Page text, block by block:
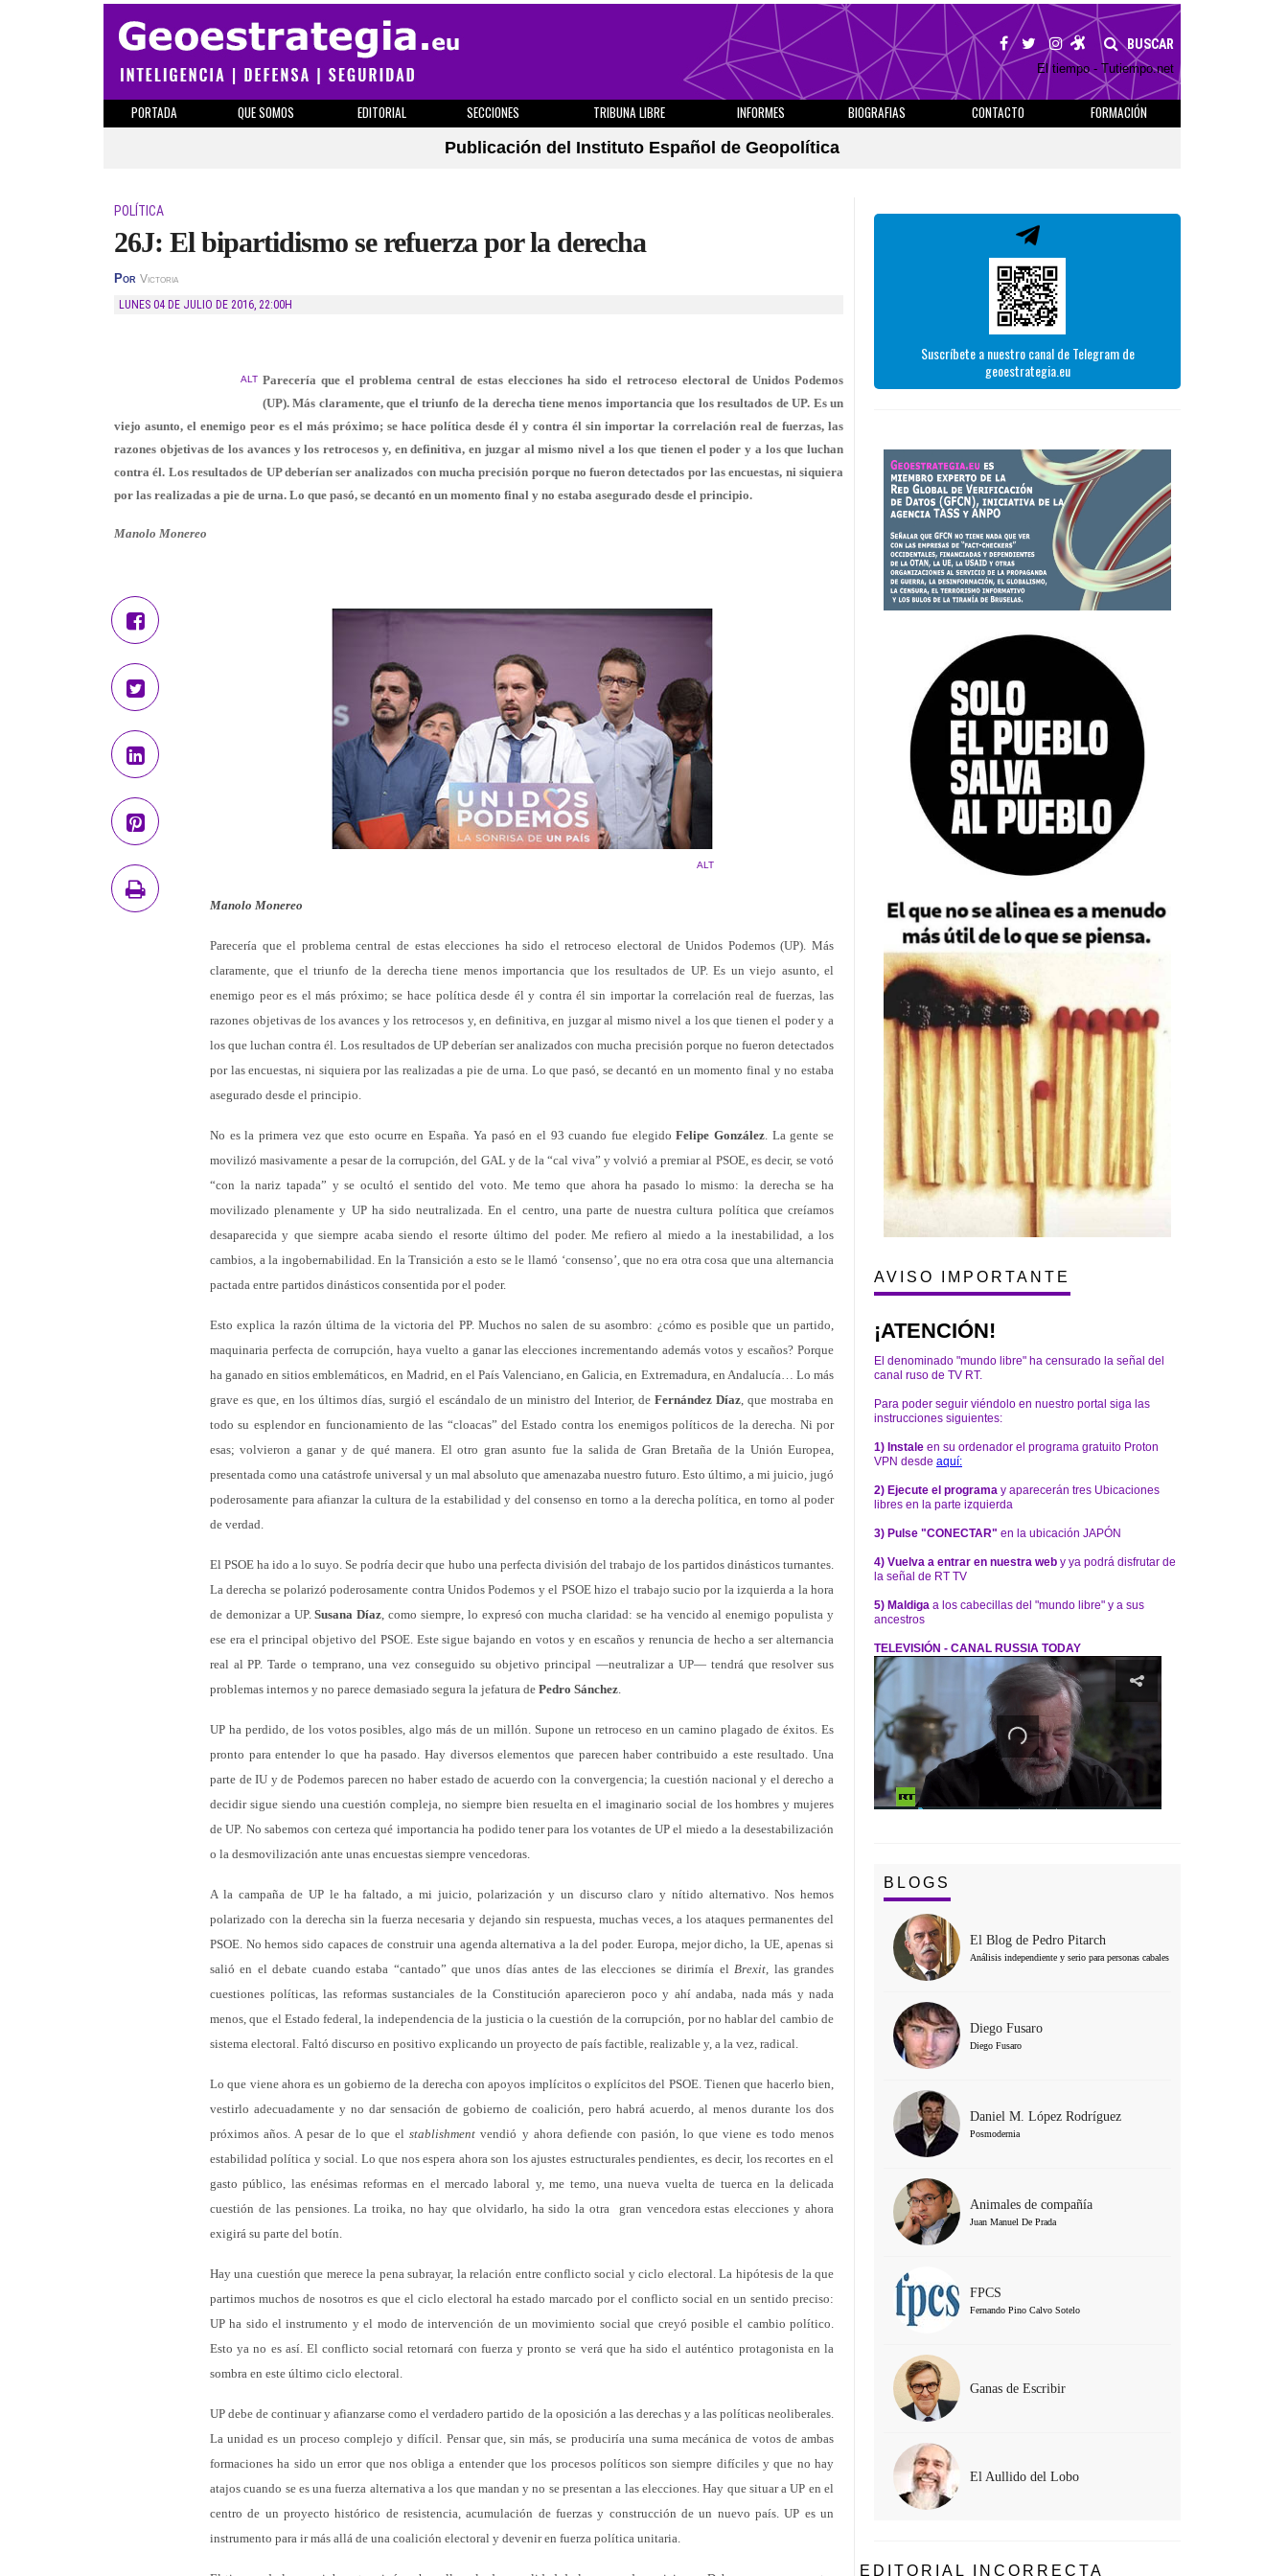
BUSCAR
El tiempo - Tutiempo.net
PORTADA QUE SOMOS EDITORIAL SECCIONES TRIBUNA LIBRE INFORMES BIOGRAFIAS CONTACTO
FORMACIÓN
Publicación del Instituto Español de Geopolítica
POLÍTICA
26J: El bipartidismo se refuerza por la derecha
Por Victoria
LUNES 04 DE JULIO DE 2016, 22:00H
ALT Parecería que el problema central de estas elecciones ha sido el retroceso electoral de Unidos Podemos
(UP). Más claramente, que el triunfo de la derecha tiene menos importancia que los resultados de UP. Es un
viejo asunto, el enemigo peor es el más próximo; se hace política desde él y contra él sin importar la correlación real de fuerzas, las
razones objetivas de los avances y los retrocesos y, en definitiva, en juzgar al mismo nivel a los que tienen el poder y a los que luchan
contra él. Los resultados de UP deberían ser analizados con mucha precisión porque no fueron detectados por las encuestas, ni siquiera
por las realizadas a pie de urna. Lo que pasó, se decantó en un momento final y no estaba asegurado desde el principio.
Manolo Monereo
ALT
Manolo Monereo
Parecería que el problema central de estas elecciones ha sido el retroceso electoral de Unidos Podemos (UP). Más
claramente, que el triunfo de la derecha tiene menos importancia que los resultados de UP. Es un viejo asunto, el
enemigo peor es el más próximo; se hace política desde él y contra él sin importar la correlación real de fuerzas, las
razones objetivas de los avances y los retrocesos y, en definitiva, en juzgar al mismo nivel a los que tienen el poder y a
los que luchan contra él. Los resultados de UP deberían ser analizados con mucha precisión porque no fueron detectados
por las encuestas, ni siquiera por las realizadas a pie de urna. Lo que pasó, se decantó en un momento final y no estaba
asegurado desde el principio.
No es la primera vez que esto ocurre en España. Ya pasó en el 93 cuando fue elegidoFelipe González. La gente se
movilizó masivamente a pesar de la corrupción, del GAL y de la “cal viva” y volvió a premiar al PSOE, es decir, se votó
“con la nariz tapada” y se ocultó el sentido del voto. Me temo que ahora ha pasado lo mismo: la derecha se ha
movilizado plenamente y UP ha sido neutralizada. En el centro, una parte de nuestra cultura política que creíamos
desaparecida y que siempre acaba siendo el resorte último del poder. Me refiero al miedo a la inestabilidad, a los
cambios, a la ingobernabilidad. En la Transición a esto se le llamó ‘consenso’, que no era otra cosa que una alternancia
pactada entre partidos dinásticos consentida por el poder.
Esto explica la razón última de la victoria del PP. Muchos no salen de su asombro: ¿cómo es posible que un partido,
maquinaria perfecta de corrupción, haya vuelto a ganar las elecciones incrementando además votos y escaños? Porque
ha ganado en sitios emblemáticos, en Madrid, en el País Valenciano, en Galicia, en Extremadura, en Andalucía… Lo más
grave es que, en los últimos días, surgió el escándalo de un ministro del Interior, deFernández Díaz, que mostraba en
todo su esplendor en funcionamiento de las “cloacas” del Estado contra los enemigos políticos de la derecha. Ni por
esas; volvieron a ganar y de qué manera. El otro gran asunto fue la salida de Gran Bretaña de la Unión Europea,
presentada como una catástrofe universal y un mal absoluto que amenazaba nuestro futuro. Esto último, a mi juicio, jugó
poderosamente para afianzar la cultura de la estabilidad y del consenso en torno a la derecha política, en torno al poder
de verdad.
El PSOE ha ido a lo suyo. Se podría decir que hubo una perfecta división del trabajo de los partidos dinásticos turnantes.
La derecha se polarizó poderosamente contra Unidos Podemos y el PSOE hizo el trabajo sucio por la izquierda a la hora
de demonizar a UP.Susana Díaz, como siempre, lo expresó con mucha claridad: se ha vencido al enemigo populista y
ese era el principal objetivo del PSOE. Este sigue bajando en votos y en escaños y renuncia de hecho a ser alternancia
real al PP. Tarde o temprano, una vez conseguido su objetivo principal —neutralizar a UP— tendrá que resolver sus
problemas internos y no parece demasiado segura la jefatura de Pedro Sánchez.
UP ha perdido, de los votos posibles, algo más de un millón. Supone un retroceso en un camino plagado de éxitos. Es
pronto para entender lo que ha pasado. Hay diversos elementos que parecen haber contribuido a este resultado. Una
parte de IU y de Podemos parecen no haber estado de acuerdo con la convergencia; la cuestión nacional y el derecho a
decidir sigue siendo una cuestión compleja, no siempre bien resuelta en el imaginario social de los hombres y mujeres
de UP. No sabemos con certeza qué importancia ha podido tener para los votantes de UP el miedo a la desestabilización
o la desmovilización ante unas encuestas siempre vencedoras.
A la campaña de UP le ha faltado, a mi juicio, polarización y un discurso claro y nítido alternativo. Nos hemos
polarizado con la derecha sin la fuerza necesaria y dejando sin respuesta, muchas veces, a los ataques permanentes del
PSOE. No hemos sido capaces de construir una agenda alternativa a la del poder. Europa, mejor dicho, la UE, apenas si
salió en el debate cuando estaba “cantado” que unos días antes de las elecciones se dirimía elBrexit, las grandes
cuestiones políticas, las reformas sustanciales de la Constitución aparecieron poco y ahí andaba, nada más y nada
menos, que el Estado federal, la independencia de la justicia o la cuestión de la corrupción, por no hablar del cambio de
sistema electoral. Faltó discurso en positivo explicando un proyecto de país factible, realizable y, a la vez, radical.
Lo que viene ahora es un gobierno de la derecha con apoyos implícitos o explícitos del PSOE. Tienen que hacerlo bien,
vestirlo adecuadamente y no dar sensación de gobierno de coalición, pero habrá acuerdo, al menos durante los dos
próximos años. A pesar de lo que elstablishment vendió y ahora defiende con pasión, lo que viene es todo menos
estabilidad política y social. Lo que nos espera ahora son los ajustes estructurales pendientes, es decir, los recortes en el
gasto público, las enésimas reformas en el mercado laboral y, me temo, una nueva vuelta de tuerca en la delicada
cuestión de las pensiones. La troika, no hay que olvidarlo, ha sido la otra gran vencedora estas elecciones y ahora
exigirá su parte del botín.
Hay una cuestión que merece la pena subrayar, la relación entre conflicto social y ciclo electoral. La hipótesis de la que
partimos muchos de nosotros es que el ciclo electoral ha estado marcado por el conflicto social en un sentido preciso:
UP ha sido el instrumento y el modo de intervención de un movimiento social que creyó posible el cambio político.
Esto ya no es así. El conflicto social retornará con fuerza y pronto se verá que ha sido el auténtico protagonista en la
sombra en este último ciclo electoral.
UP debe de continuar y afianzarse como el verdadero partido de la oposición a las derechas y a las políticas neoliberales.
La unidad es un proceso complejo y difícil. Pensar que, sin más, se produciría una suma mecánica de votos de ambas
formaciones ha sido un error que nos obliga a entender que los procesos políticos son siempre difíciles y que no hay
atajos cuando se es una fuerza alternativa a los que mandan y no se presentan a las elecciones. Hay que situar a UP en el
centro de un proyecto histórico de resistencia, acumulación de fuerzas y construcción de un nuevo país. UP es un
instrumento para ir más allá de una coalición electoral y devenir en fuerza política unitaria.
Suscríbete a nuestro canal de Telegram de
geoestrategia.eu
AVISO IMPORTANTE
¡ATENCIÓN!
El denominado "mundo libre" ha censurado la señal del
canal ruso de TV RT.
Para poder seguir viéndolo en nuestro portal siga las
instrucciones siguientes:
1) Instale en su ordenador el programa gratuito Proton
VPN desde aquí:
2) Ejecute el programa y aparecerán tres Ubicaciones
libres en la parte izquierda
3) Pulse "CONECTAR" en la ubicación JAPÓN
4) Vuelva a entrar en nuestra web y ya podrá disfrutar de
la señal de RT TV
5) Maldiga a los cabecillas del "mundo libre" y a sus
ancestros
TELEVISIÓN - CANAL RUSSIA TODAY
BLOGS
El Blog de Pedro Pitarch
Análisis independiente y serio para personas cabales
Diego Fusaro
Diego Fusaro
Daniel M. López Rodríguez
Posmodernia
Animales de compañía
Juan Manuel De Prada
FPCS
Fernando Pino Calvo Sotelo
Ganas de Escribir
El Aullido del Lobo
EDITORIAL INCORRECTA